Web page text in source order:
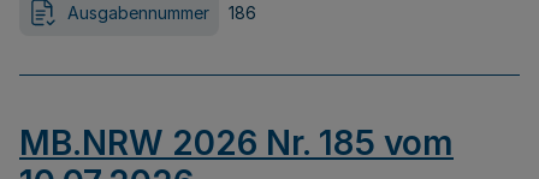
Ausgabennummer 186
MB.NRW 2026 Nr. 185 vom